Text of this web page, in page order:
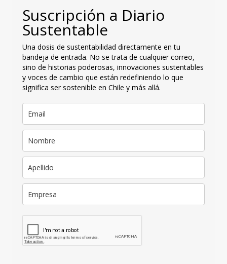
Suscripción a Diario
Sustentable
Una dosis de sustentabilidad directamente en tu
bandeja de entrada. No se trata de cualquier correo,
sino de historias poderosas, innovaciones sustentables
y voces de cambio que están redefiniendo lo que
significa ser sostenible en Chile y más allá.